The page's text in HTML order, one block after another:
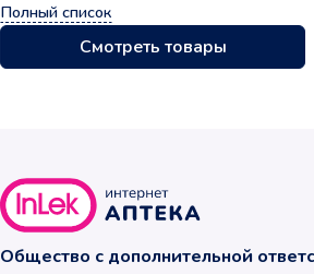
Полный список
Смотреть товары
Общество с дополнительной